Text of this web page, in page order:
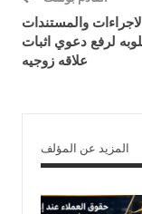
والمستندات
لرفع دعوي اثبات
علاقه زوجيه
المزيد عن المؤلف